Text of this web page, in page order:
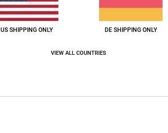
Aitor Irakus
Die altbewährten Turnschuhe
US SHIPPING ONLY DE SHIPPING ONLY
VIEW ALL COUNTRIES